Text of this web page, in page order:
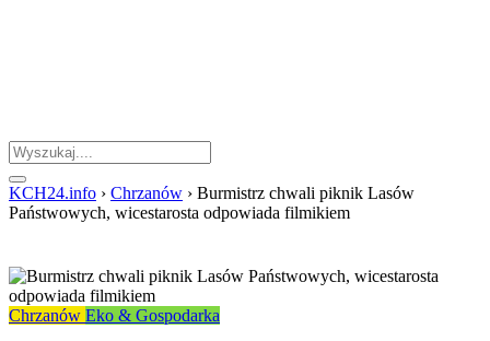
KCH24.info › Chrzanów › Burmistrz chwali piknik Lasów
Państwowych, wicestarosta odpowiada filmikiem
Chrzanów Eko & Gospodarka